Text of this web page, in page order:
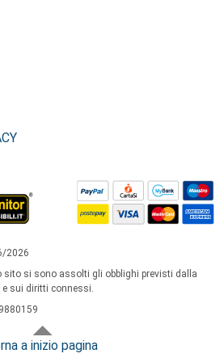
2026
sito si sono assolti gli obblighi previsti dalla
sui diritti connessi.
a inizio pagina